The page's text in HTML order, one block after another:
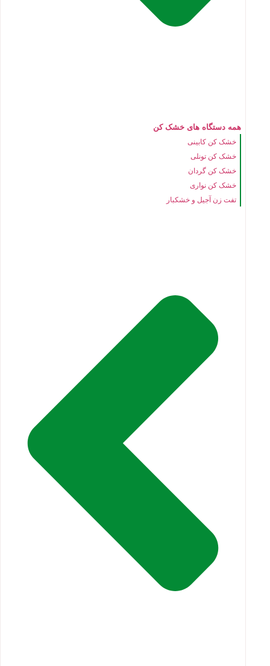
همه دستگاه های خشک کن
خشک کن کابینی
خشک کن تونلی
خشک کن گردان
خشک کن نواری
تفت زن آجیل و خشکبار